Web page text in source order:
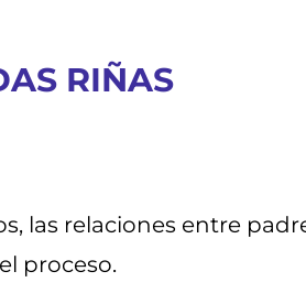
RIÑAS
las relaciones entre
proceso.